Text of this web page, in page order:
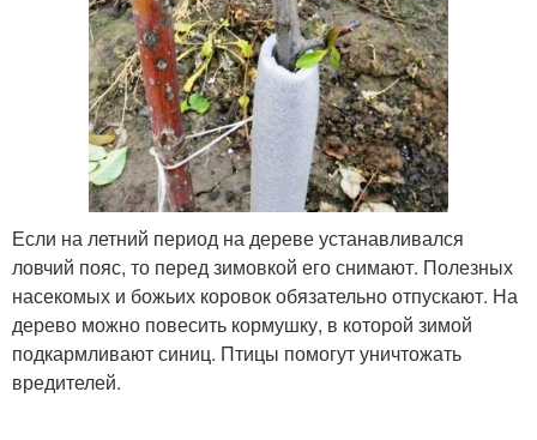
Если на летний период на дереве устанавливался
ловчий пояс, то перед зимовкой его снимают. Полезных
насекомых и божьих коровок обязательно отпускают. На
дерево можно повесить кормушку, в которой зимой
подкармливают синиц. Птицы помогут уничтожать
вредителей.